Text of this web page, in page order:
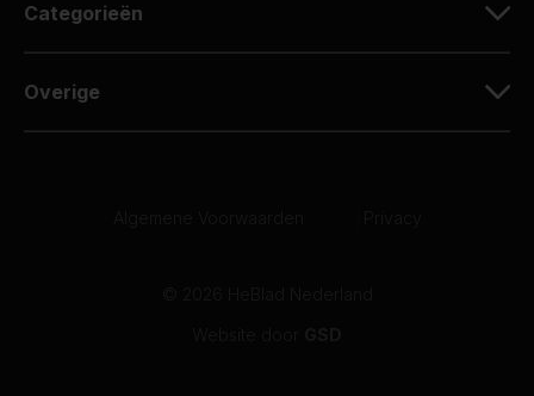
Categorieën
Overige